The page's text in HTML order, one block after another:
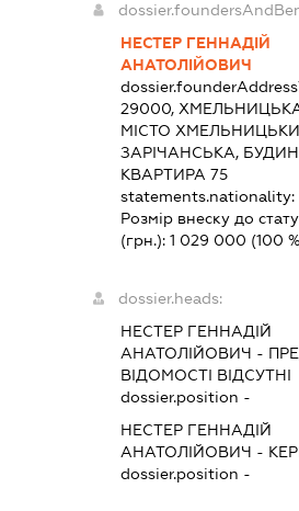
НЕСТЕР ГЕННАДІЙ
АНАТОЛІЙОВИЧ
dossier.founderAddress
29000,
МІСТО
ЗАРІЧАНСЬКА,
КВАРТИРА 75
statements.nationality:
Розмір внеску до
(грн.):1 029 000 (100
dossier.heads:
НЕСТЕР ГЕННАДІЙ
АНАТОЛІЙОВИЧ -
ВІДОМОСТІ ВІДСУТНІ
dossier.position -
НЕСТЕР ГЕННАДІЙ
АНАТОЛІЙОВИЧ -
dossier.position -